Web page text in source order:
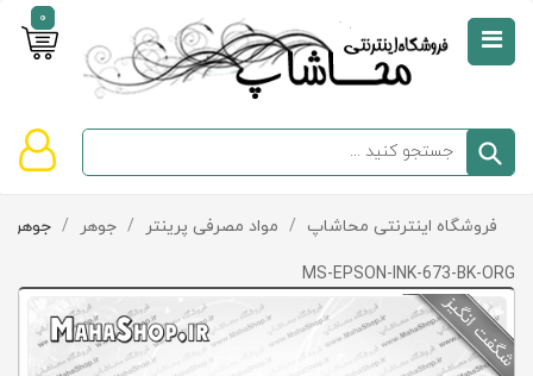
0
صفحه
دسته‌بندی
تخفیف‌ها
سبد
خالی
است
فروشگاه اینترنتی محاشاپ / مواد مصرفی پرینتر / جوهر / جوهر Epson
MS-EPSON-INK-673-BK-ORG